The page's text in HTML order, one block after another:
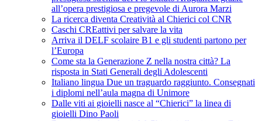
all’opera prestigiosa e pregevole di Aurora Marzi
La ricerca diventa Creatività al Chierici col CNR
Caschi CREattivi per salvare la vita
Arriva il DELF scolaire B1 e gli studenti partono per
l’Europa
Come sta la Generazione Z nella nostra città? La
risposta in Stati Generali degli Adolescenti
Italiano lingua Due un traguardo raggiunto. Consegnati
i diplomi nell’aula magna di Unimore
Dalle viti ai gioielli nasce al “Chierici” la linea di
gioielli Dino Paoli